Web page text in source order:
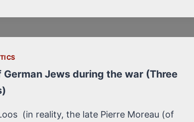
DES
ALLEMANDS
LA
GUERRE
German Jews during the war (Three
(in reality, the late Pierre Moreau (of